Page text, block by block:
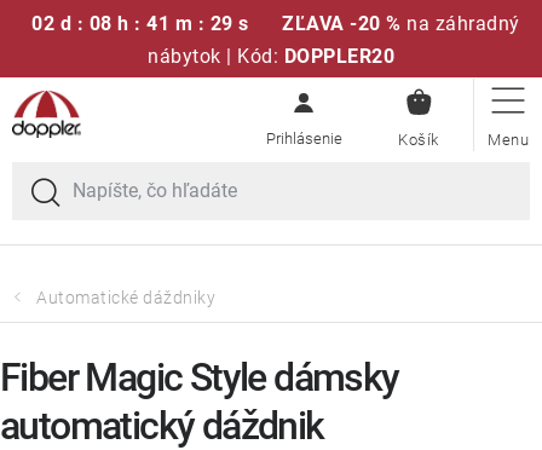
02 d : 08 h : 41 m : 29 s ZĽAVA -20 % na záhradný
nábytok | Kód: DOPPLER20
Prejsť
na
obsah
KOŠÍK
Sedacie súpravy
Slnečníky
Polstre a sedáky
Automatické dáždniky
Fiber Magic Style dámsky
automatický dáždnik